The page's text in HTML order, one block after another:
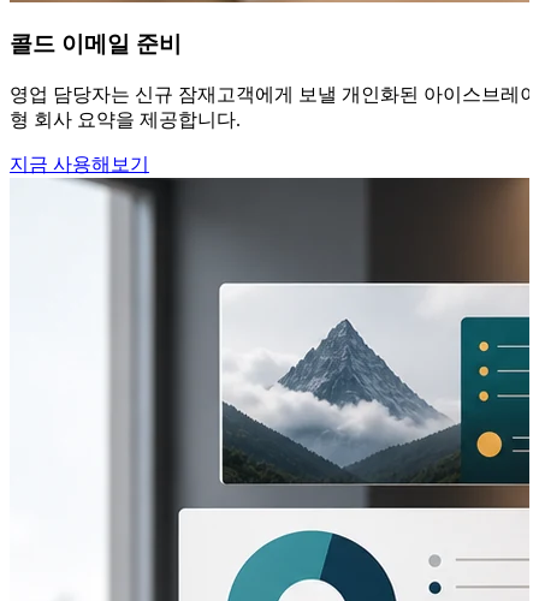
콜드 이메일 준비
영업 담당자는 신규 잠재고객에게 보낼 개인화된 아이스브레
형 회사 요약을 제공합니다.
지금 사용해보기